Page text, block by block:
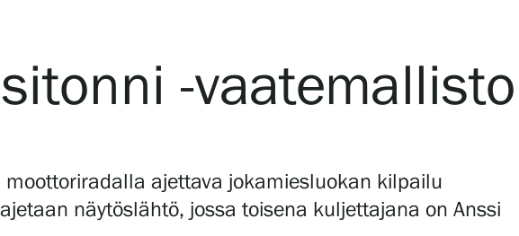
-vaatemallisto
ajettava jokamiesluokan kilpailu
näytöslähtö, jossa toisena kuljettajana on Anssi